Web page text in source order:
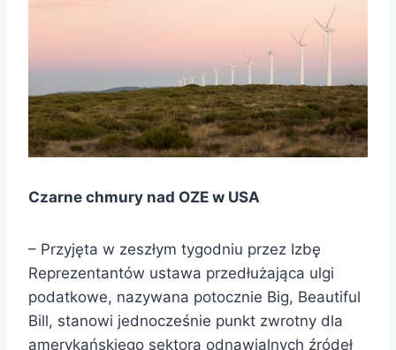
Czarne chmury nad OZE w USA
– Przyjęta w zeszłym tygodniu przez Izbę
Reprezentantów ustawa przedłużająca ulgi
podatkowe, nazywana potocznie Big, Beautiful
Bill, stanowi jednocześnie punkt zwrotny dla
amerykańskiego sektora odnawialnych źródeł